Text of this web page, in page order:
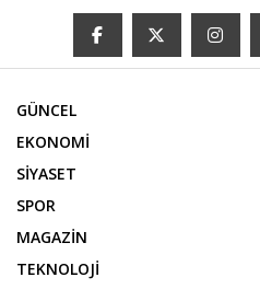
GÜNCEL
EKONOMİ
SİYASET
SPOR
MAGAZİN
TEKNOLOJİ